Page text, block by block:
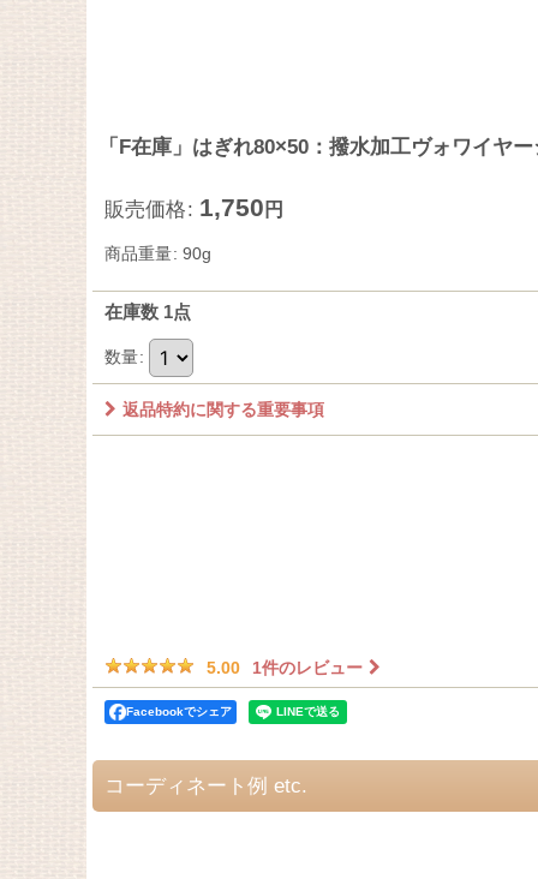
「F在庫」はぎれ80×50：撥水加工ヴォワイヤ
販売価格: 1,750 円
商品重量: 90g
在庫数 1点
数量:
返品特約に関する重要事項
5.00 1件のレビュー
Facebookでシェア
コーディネート例 etc.